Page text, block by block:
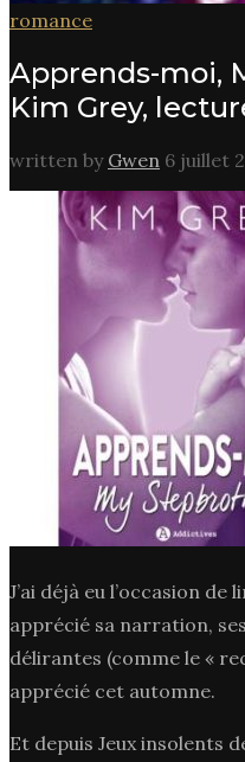
romance
Apprends-moi,
Kim Grey,
written by Gwen 6 juillet
J’ai déjà eu l’occasion de
apprécié sa narration,
délirantes (comme le «
apprécié cet automne.
Et depuis Jeux insolents